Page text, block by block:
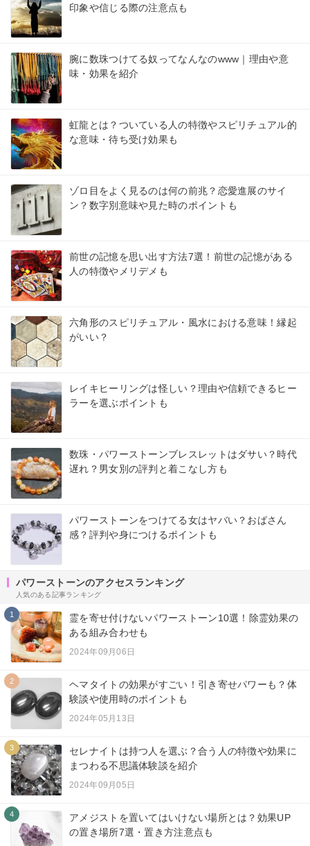
印象や信じる際の注意点も
腕に数珠つけてる奴ってなんなのwww｜理由や意
味・効果を紹介
虹龍とは？ついている人の特徴やスピリチュアル的
な意味・待ち受け効果も
ゾロ目をよく見るのは何の前兆？恋愛進展のサイ
ン？数字別意味や見た時のポイントも
前世の記憶を思い出す方法7選！前世の記憶がある
人の特徴やメリデメも
六角形のスピリチュアル・風水における意味！縁起
がいい？
レイキヒーリングは怪しい？理由や信頼できるヒー
ラーを選ぶポイントも
数珠・パワーストーンブレスレットはダサい？時代
遅れ？男女別の評判と着こなし方も
パワーストーンをつけてる女はヤバい？おばさん
感？評判や身につけるポイントも
パワーストーンのアクセスランキング
人気のある記事ランキング
1
霊を寄せ付けないパワーストーン10選！除霊効果の
ある組み合わせも
2024年09月06日
2
ヘマタイトの効果がすごい！引き寄せパワーも？体
験談や使用時のポイントも
2024年05月13日
3
セレナイトは持つ人を選ぶ？合う人の特徴や効果に
まつわる不思議体験談を紹介
2024年09月05日
4
アメジストを置いてはいけない場所とは？効果UP
の置き場所7選・置き方注意点も